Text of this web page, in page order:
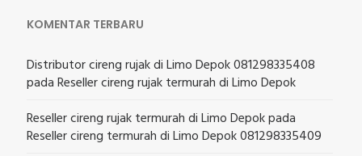
KOMENTAR TERBARU
Distributor cireng rujak di Limo Depok 081298335408
padaReseller cireng rujak termurah di Limo Depok
Reseller cireng rujak termurah di Limo Depokpada
Reseller cireng termurah di Limo Depok 081298335409